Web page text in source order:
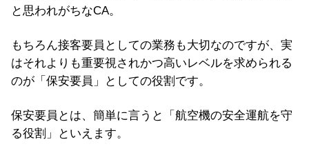
と思われがちなCA。
もちろん接客要員としての業務も大切なのですが、実
はそれよりも重要視されかつ高いレベルを求められる
のが「保安要員」としての役割です。
保安要員とは、簡単に言うと「航空機の安全運航を守
る役割」といえます。